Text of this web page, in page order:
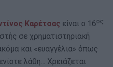
Καρέτσας είναι ο 16ος
σε χρηματιστηριακή
και «ευαγγέλια» όπως
λάθη… Χρειάζεται